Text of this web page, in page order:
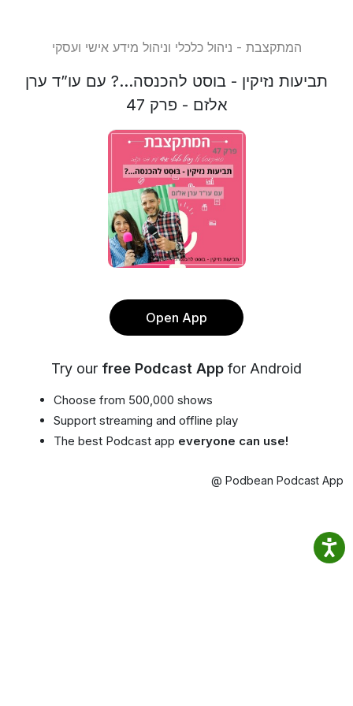
המתקצבת - ניהול כלכלי וניהול מידע אישי ועסקי
תביעות נזיקין - בוסט להכנסה...? עם עו”ד ערן
אלזם - פרק 47
Open App
Try our free Podcast App for Android
Choose from 500,000 shows
Support streaming and offline play
The best Podcast app everyone can use!
@ Podbean Podcast App